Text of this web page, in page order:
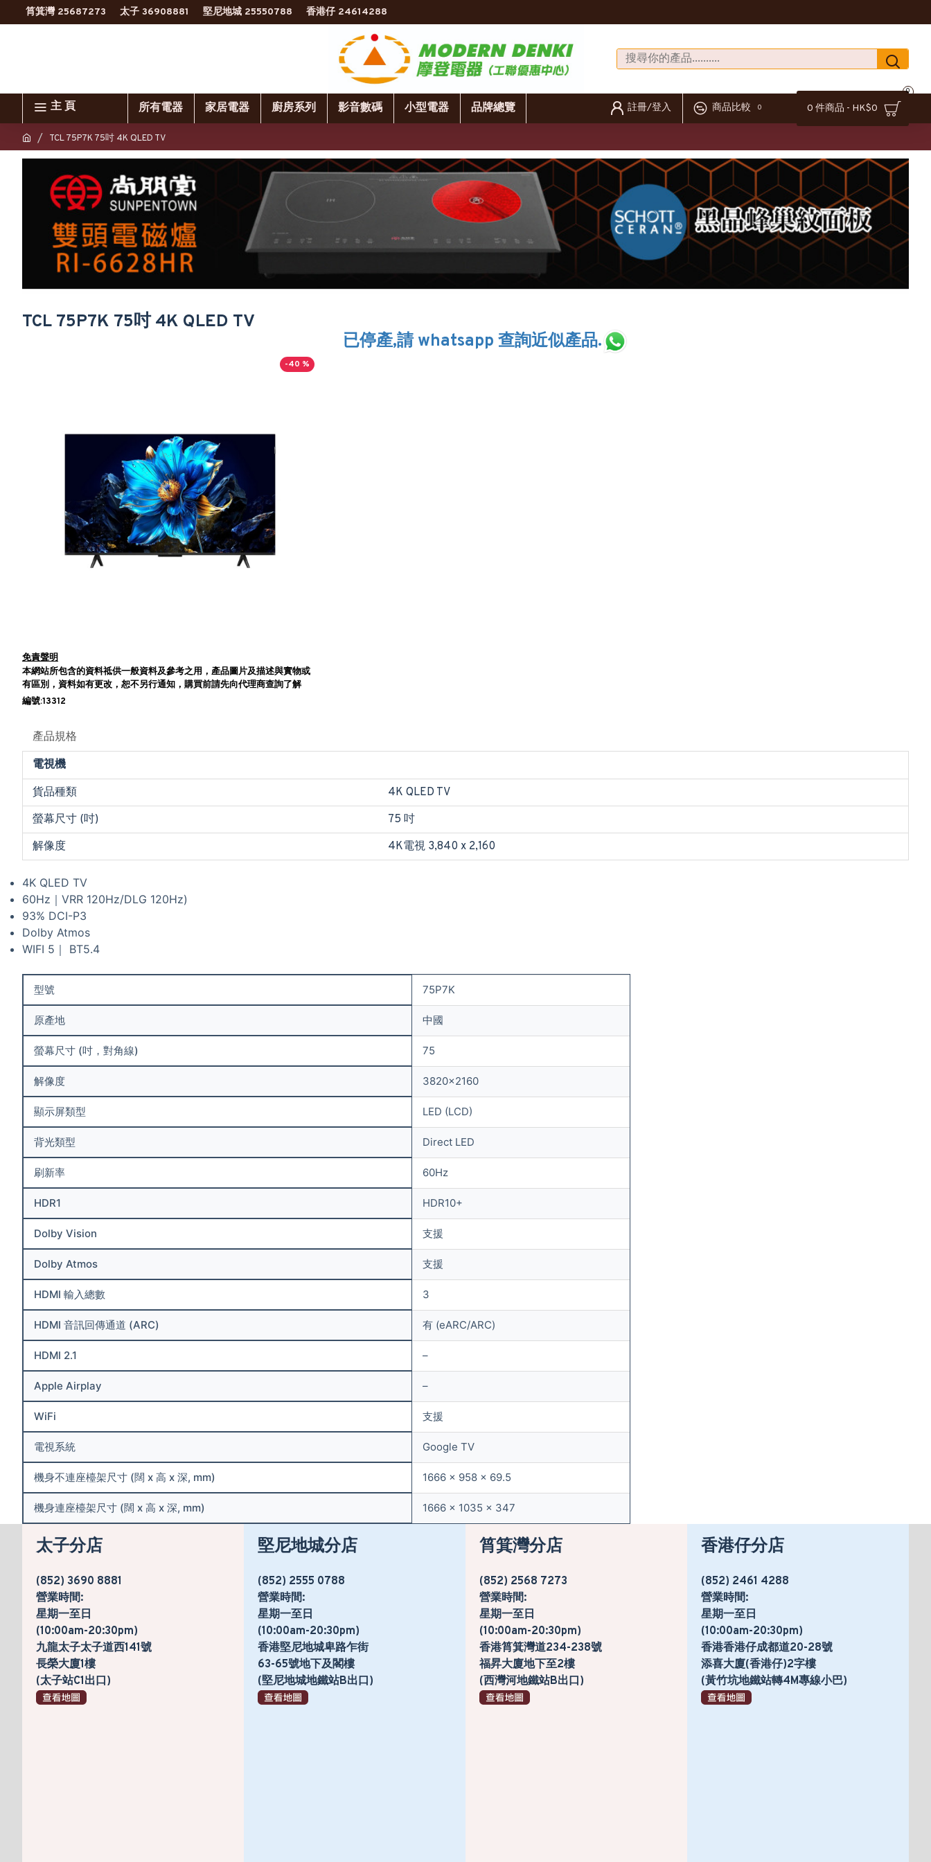
筲箕灣 25687273 太子 36908881 堅尼地城 25550788 香港仔 24614288
主 頁 所有電器 家居電器 廚房系列 影音數碼 小型電器 品牌總覽 註冊/登入 商品比較 0 0 件商品 - HK$0
0
TCL 75P7K 75吋 4K QLED TV
TCL 75P7K 75吋 4K QLED TV
-40 %
免責聲明
本網站所包含的資料祗供一般資料及參考之用，產品圖片及描述與實物或
有區別，資料如有更改，恕不另行通知，購買前請先向代理商查詢了解
編號:13312
已停產,請 whatsapp 查詢近似產品.
產品規格
電視機
貨品種類
4K QLED TV
螢幕尺寸 (吋)
75 吋
解像度
4K電視 3,840 x 2,160
4K QLED TV
60Hz｜VRR 120Hz/DLG 120Hz)
93% DCI-P3
Dolby Atmos
WIFI 5｜ BT5.4
型號 75P7K
原產地 中國
螢幕尺寸 (吋，對角線) 75
解像度 3820×2160
顯示屏類型 LED (LCD)
背光類型 Direct LED
刷新率 60Hz
HDR1 HDR10+
Dolby Vision 支援
Dolby Atmos 支援
HDMI 輸入總數 3
HDMI 音訊回傳通道 (ARC) 有 (eARC/ARC)
HDMI 2.1 –
Apple Airplay –
WiFi 支援
電視系統 Google TV
機身不連座檯架尺寸 (闊 x 高 x 深, mm) 1666 x 958 x 69.5
機身連座檯架尺寸 (闊 x 高 x 深, mm) 1666 x 1035 x 347
太子分店
(852) 3690 8881
營業時間:
星期一至日
(10:00am-20:30pm)
九龍太子太子道西141號
長榮大廈1樓
(太子站C1出口)
堅尼地城分店
(852) 2555 0788
營業時間:
星期一至日
(10:00am-20:30pm)
香港堅尼地城卑路乍街
63-65號地下及閣樓
(堅尼地城地鐵站B出口)
筲箕灣分店
(852) 2568 7273
營業時間:
星期一至日
(10:00am-20:30pm)
香港筲箕灣道234-238號
福昇大廈地下至2樓
(西灣河地鐵站B出口)
香港仔分店
(852) 2461 4288
營業時間:
星期一至日
(10:00am-20:30pm)
香港香港仔成都道20-28號
添喜大廈(香港仔)2字樓
(黃竹坑地鐵站轉4M專線小巴)